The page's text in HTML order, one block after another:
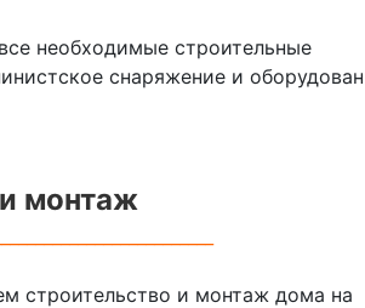
необходимые строительные
снаряжение и
и монтаж
строительство и монтаж дома на